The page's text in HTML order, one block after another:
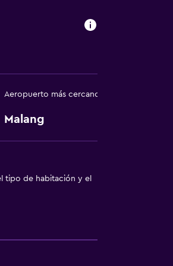
Aeropuerto más cercano
Malang
tipo de habitación y el